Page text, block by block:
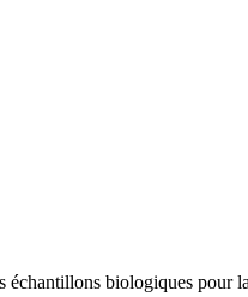
échantillons biologiques pour